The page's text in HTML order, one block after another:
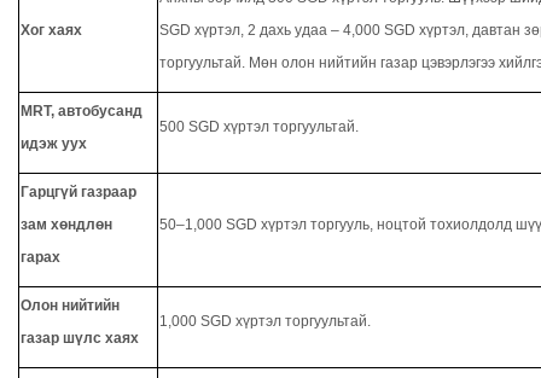
Хог хаях
SGD хүртэл, 2 дахь удаа – 4,000 SGD хүртэл, давтан
торгуультай. Мөн олон нийтийн газар цэвэрлэгээ
MRT, автобусанд
идэж уух
500 SGD хүртэл торгуультай.
Гарцгүй газраар
зам хөндлөн
гарах
50–1,000 SGD хүртэл торгууль, ноцтой тохиолдолд
Олон нийтийн
газар шүлс хаях
1,000 SGD хүртэл торгуультай.